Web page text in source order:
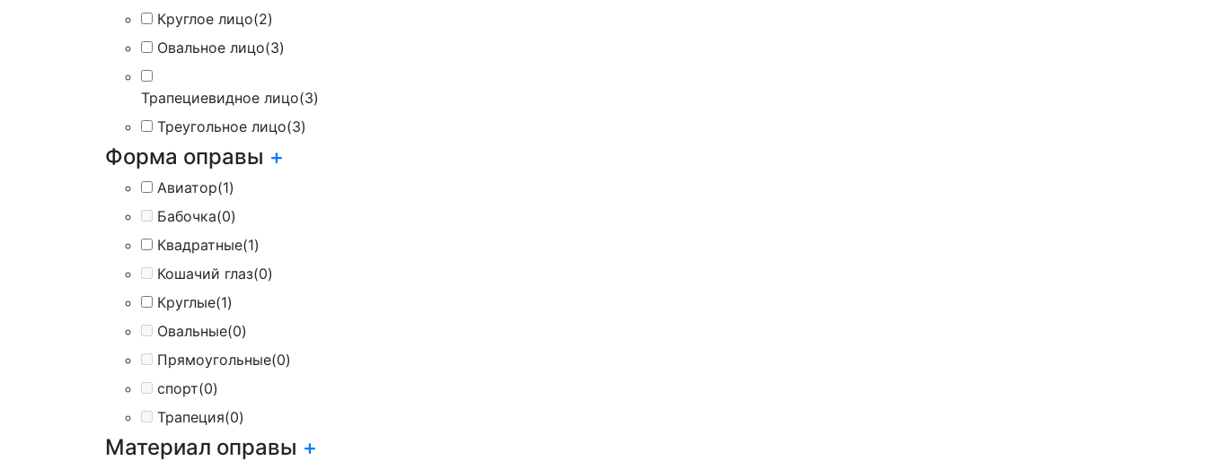
Круглое лицо(2)
Овальное лицо(3)
Трапециевидное лицо(3)
Треугольное лицо(3)
Форма оправы +
Авиатор(1)
Бабочка(0)
Квадратные(1)
Кошачий глаз(0)
Круглые(1)
Овальные(0)
Прямоугольные(0)
спорт(0)
Трапеция(0)
Материал оправы +